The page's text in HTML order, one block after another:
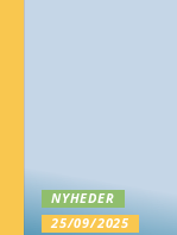
NYHEDER
25/09/2025